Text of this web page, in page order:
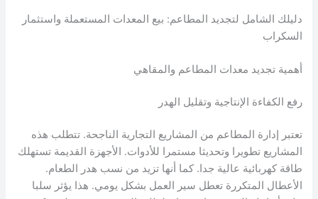
دليلك الشامل لتجديد المطاعم: بيع المعدات المستعملة واستثمار
السكراب
أهمية تجديد معدات المطاعم والمقاهي
رفع الكفاءة الإنتاجية وتقليل الهدر
تعتبر إدارة المطاعم من المشاريع التجارية الناجحة. تتطلب هذه
المشاريع تطويرا وتحديثا مستمرا للأدوات. الأجهزة القديمة تستهلك
طاقة كهربائية عالية جدا. كما أنها تزيد من نسب هدر الطعام.
الأعطال المتكررة تعطل سير العمل بشكل يومي. هذا يؤثر سلبا